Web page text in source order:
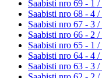
Saabisti nro 69 - 1 /
Saabisti nro 68 - 4 /
Saabisti nro 67 - 3 /
Saabisti nro 66 - 2 /
Saabisti nro 65 - 1 /
Saabisti nro 64 - 4 /
Saabisti nro 63 - 3 /